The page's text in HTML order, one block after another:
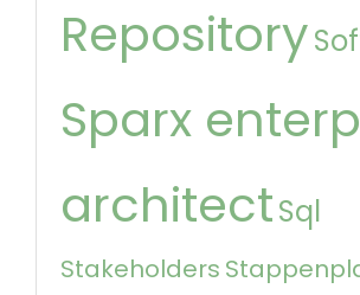
Repository
Sparx
architectSql
Stakeholders